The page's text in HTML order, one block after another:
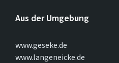
Aus der Umgebung
www.geseke.de
www.langeneicke.de